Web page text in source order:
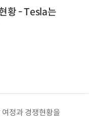
황 - Tesla는
정과 경쟁현황을